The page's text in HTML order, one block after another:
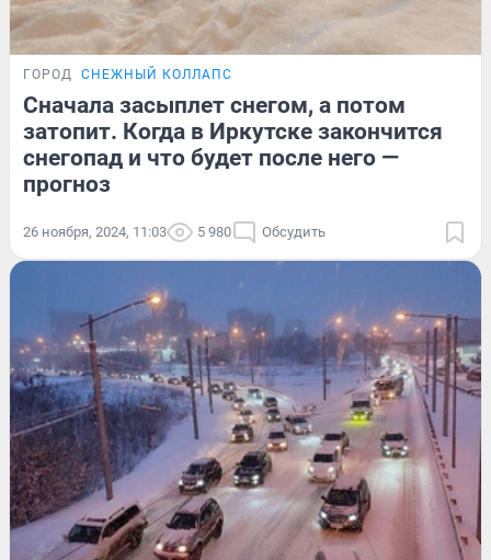
ГОРОД СНЕЖНЫЙ КОЛЛАПС
Сначала засыплет снегом, а потом
затопит. Когда в Иркутске закончится
снегопад и что будет после него —
прогноз
26 ноября, 2024, 11:03 5 980 Обсудить